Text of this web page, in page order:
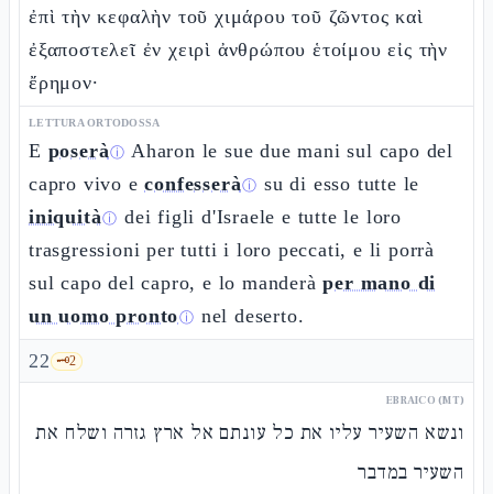
ἐπὶ τὴν κεφαλὴν τοῦ χιμάρου τοῦ ζῶντος καὶ
ἐξαποστελεῖ ἐν χειρὶ ἀνθρώπου ἑτοίμου εἰς τὴν
ἔρημον·
LETTURA ORTODOSSA
E poseràⓘ Aharon le sue due mani sul capo del
capro vivo econfesseràⓘ su di esso tutte le
iniquitàⓘ dei figli d'Israele e tutte le loro
trasgressioni per tutti i loro peccati, e li porrà
sul capo del capro, e lo manderàper mano di
un uomo prontoⓘ nel deserto.
22 🗝️2
EBRAICO (MT)
ונשא השעיר עליו את כל עונתם אל ארץ גזרה ושלח את
השעיר במדבר